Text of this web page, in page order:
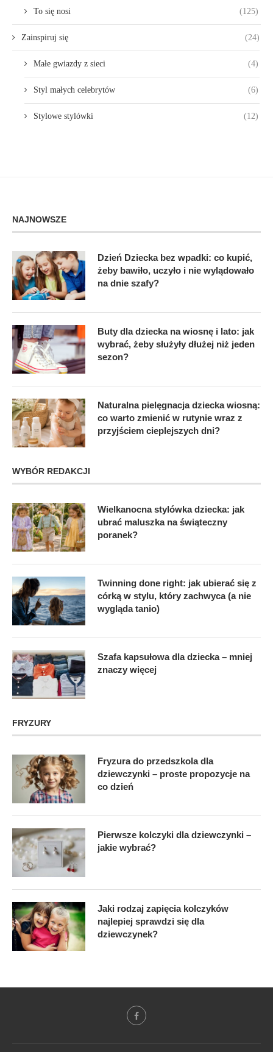
To się nosi (125)
Zainspiruj się (24)
Małe gwiazdy z sieci (4)
Styl małych celebrytów (6)
Stylowe stylówki (12)
NAJNOWSZE
Dzień Dziecka bez wpadki: co kupić,
żeby bawiło, uczyło i nie wylądowało
na dnie szafy?
Buty dla dziecka na wiosnę i lato: jak
wybrać, żeby służyły dłużej niż jeden
sezon?
Naturalna pielęgnacja dziecka wiosną:
co warto zmienić w rutynie wraz z
przyjściem cieplejszych dni?
WYBÓR REDAKCJI
Wielkanocna stylówka dziecka: jak
ubrać maluszka na świąteczny
poranek?
Twinning done right: jak ubierać się z
córką w stylu, który zachwyca (a nie
wygląda tanio)
Szafa kapsułowa dla dziecka – mniej
znaczy więcej
FRYZURY
Fryzura do przedszkola dla
dziewczynki – proste propozycje na
co dzień
Pierwsze kolczyki dla dziewczynki –
jakie wybrać?
Jaki rodzaj zapięcia kolczyków
najlepiej sprawdzi się dla
dziewczynek?